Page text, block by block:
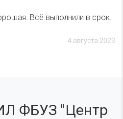
Всё выполнили в срок.
4 августа 2023
ФБУЗ "Центр